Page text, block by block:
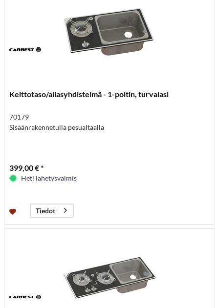
Keittotaso/allasyhdistelmä - 1-poltin, turvalasi
70179
Sisäänrakennetulla pesualtaalla
399,00 € *
Heti lähetysvalmis
Tiedot